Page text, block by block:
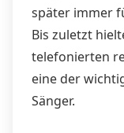
später immer
Bis zuletzt
telefonierten
eine der
Sänger.